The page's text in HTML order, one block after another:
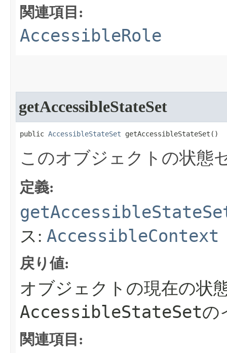
関連項目:
AccessibleRole
getAccessibleStateSet
public AccessibleStateSet getAccessibleStateSet​()
このオブジェクトの状態
定義:
ス: AccessibleContext
戻り値:
オブジェクトの現在の状
AccessibleStateSetの
関連項目: